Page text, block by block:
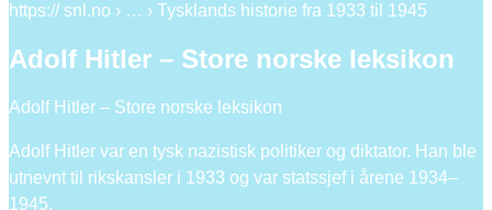
https:// snl.no › … › Tysklands historie fra 1933 til 1945
Adolf Hitler – Store norske leksikon
Adolf Hitler – Store norske leksikon
Adolf Hitler var en tysk nazistisk politiker og diktator. Han ble
utnevnt til rikskansler i 1933 og var statssjef i årene 1934–
1945.